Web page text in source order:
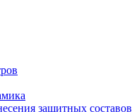
защитных составов